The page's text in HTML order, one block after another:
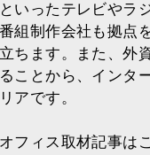
いったテレビやラ
組制作会社も拠点
ちます。また、外
ことから、インタ
アです。
フィス取材記事は